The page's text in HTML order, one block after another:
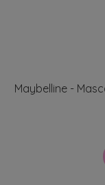
Maybelline -